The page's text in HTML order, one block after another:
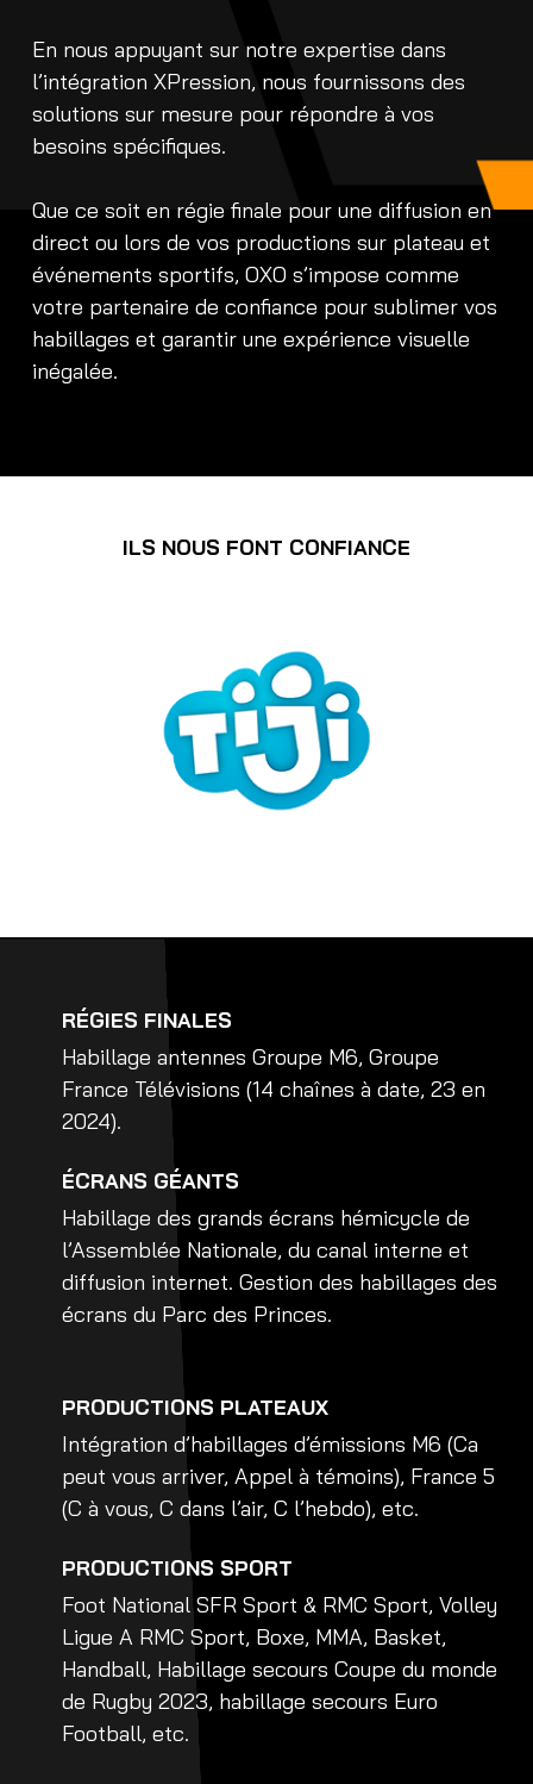
En nous appuyant sur notre expertise dans
l’intégration XPression, nous fournissons des
solutions sur mesure pour répondre à vos
besoins spécifiques.
Que ce soit en régie finale pour une diffusion en
direct ou lors de vos productions sur plateau et
événements sportifs, OXO s’impose comme
votre partenaire de confiance pour sublimer vos
habillages et garantir une expérience visuelle
inégalée.
ILS NOUS FONT CONFIANCE
RÉGIES FINALES
Habillage antennes Groupe M6, Groupe
France Télévisions (14 chaînes à date, 23 en
2024).
ÉCRANS GÉANTS
Habillage des grands écrans hémicycle de
l’Assemblée Nationale, du canal interne et
diffusion internet. Gestion des habillages des
écrans du Parc des Princes.
PRODUCTIONS PLATEAUX
Intégration d’habillages d’émissions M6 (Ca
peut vous arriver, Appel à témoins), France 5
(C à vous, C dans l’air, C l’hebdo), etc.
PRODUCTIONS SPORT
Foot National SFR Sport & RMC Sport, Volley
Ligue A RMC Sport, Boxe, MMA, Basket,
Handball, Habillage secours Coupe du monde
de Rugby 2023, habillage secours Euro
Football, etc.